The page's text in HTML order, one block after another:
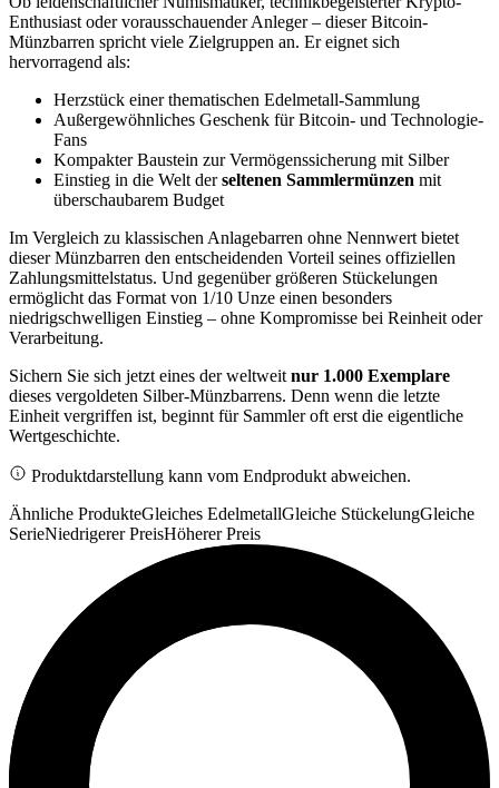
Enthusiast oder vorausschauender Anleger – dieser Bitcoin-
Münzbarren spricht viele Zielgruppen an. Er eignet sich
hervorragend als:
Herzstück einer thematischen Edelmetall-Sammlung
Außergewöhnliches Geschenk für Bitcoin- und Technologie-
Fans
Kompakter Baustein zur Vermögenssicherung mit Silber
Einstieg in die Welt derseltenen Sammlermünzen mit
überschaubarem Budget
Im Vergleich zu klassischen Anlagebarren ohne Nennwert bietet
dieser Münzbarren den entscheidenden Vorteil seines offiziellen
Zahlungsmittelstatus. Und gegenüber größeren Stückelungen
ermöglicht das Format von 1/10 Unze einen besonders
niedrigschwelligen Einstieg – ohne Kompromisse bei Reinheit oder
Verarbeitung.
Sichern Sie sich jetzt eines der weltweit nur 1.000 Exemplare
dieses vergoldeten Silber-Münzbarrens. Denn wenn die letzte
Einheit vergriffen ist, beginnt für Sammler oft erst die eigentliche
Wertgeschichte.
Produktdarstellung kann vom Endprodukt abweichen.
Ähnliche ProdukteGleiches EdelmetallGleiche StückelungGleiche
SerieNiedrigerer PreisHöherer Preis